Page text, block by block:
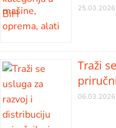
25.03.2026
Traži
06.03.2026